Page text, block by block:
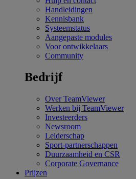
Handleidingen
Kennisbank
Systeemstatus
Aangepaste modules
Voor ontwikkelaars
Community
Bedrijf
Over TeamViewer
Werken bij TeamViewer
Investeerders
Newsroom
Leiderschap
Sport-partnerschappen
Duurzaamheid en CSR
Corporate Governance
Prijzen